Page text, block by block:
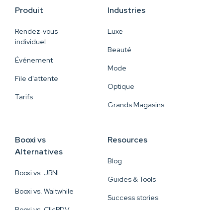
Produit
Rendez-vous
individuel
Événement
File d'attente
Tarifs
Industries
Luxe
Beauté
Mode
Optique
Grands Magasins
Booxi vs
Alternatives
Booxi vs. JRNI
Booxi vs. Waitwhile
Resources
Blog
Guides & Tools
Success stories